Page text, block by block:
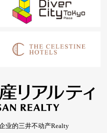
业的三井不动产Realty